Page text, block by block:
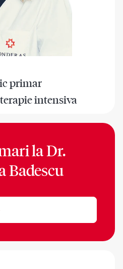
primar
intensiva
laDr.
Badescu